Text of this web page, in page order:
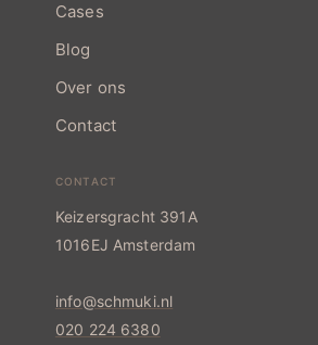
Cases
Blog
Over ons
Contact
CONTACT
Keizersgracht 391A
1016EJ Amsterdam
info@schmuki.nl
020 224 6380